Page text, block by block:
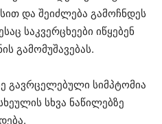
და შეიძლება გამოჩნდეს
საკვერცხეები იწყებენ
გამომუშავებას.
გავრცელებული სიმპტომია
სხვა ნაწილებზე